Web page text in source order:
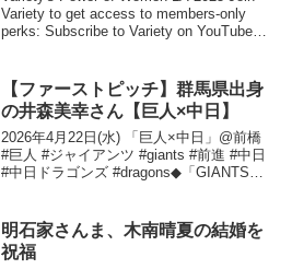
Variety to get access to members-only
perks: Subscribe to Variety on YouTube:
【ファーストピッチ】群馬県出身
の井森美幸さん【巨人×中日】
2026年4月22日(水) 「巨人×中日」@前橋
#巨人 #ジャイアンツ #giants #前進 #中日
#中日ドラゴンズ #dragons◆「GIANTS
明石家さんま、木南晴夏の結婚を
祝福